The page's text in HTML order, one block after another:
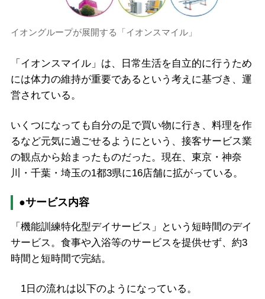
イオングループが展開する「イオンスマイル」
「イオンスマイル」は、日常生活を自立的に行うため
には体力の維持が重要であるという考えに基づき、運
営されている。
いくつになっても自分の足で買い物に行き、料理を作
るなど元気に過ごせるようにという、接客サービス業
の観点から始まったものだった。現在、東京・神奈
川・千葉・埼玉の1都3県に16店舗に拡がっている。
●サービス内容
「機能訓練特化型デイサービス」という短時間のデイ
サービス。食事や入浴等のサービスを提供せず、約3
時間と短時間で完結。
1日の流れは以下のようになっている。